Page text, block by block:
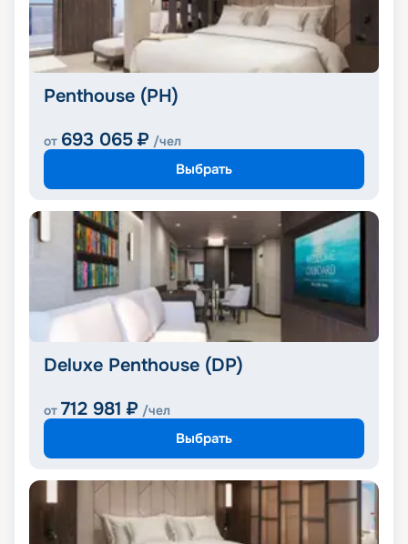
Penthouse (PH)
от 693 065 ₽ /чел
Выбрать
Deluxe Penthouse (DP)
от 712 981 ₽ /чел
Выбрать